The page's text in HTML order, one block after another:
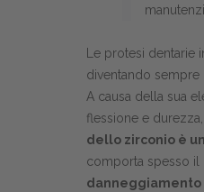
Le protesi dentarie
diventando sempre
A causa della sua
flessione e durezza,
dello zirconio è
comporta spesso il